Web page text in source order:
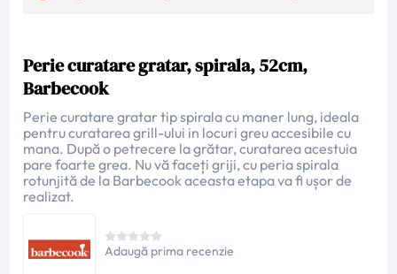
Perie curatare gratar, spirala, 52cm,
Barbecook
Perie curatare gratar tip spirala cu maner lung, ideala
pentru curatarea grill-ului in locuri greu accesibile cu
mana. După o petrecere la grătar, curatarea acestuia
pare foarte grea. Nu vă faceți griji, cu peria spirala
rotunjită de la Barbecook aceasta etapa va fi ușor de
realizat.
Adaugă prima recenzie